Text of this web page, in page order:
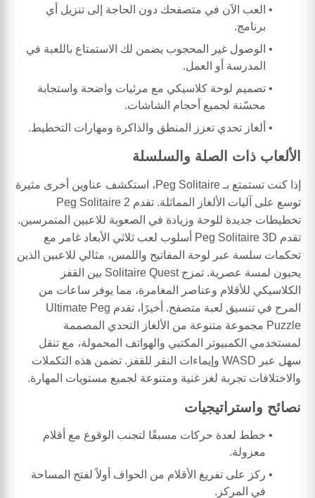
العب الآن في متصفحك دون الحاجة إلى تنزيل أي
برنامج.
الوصول غير المحجوب يضمن لك الاستمتاع باللعبة في
المدرسة أو العمل.
تصميم لوحة كلاسيكي مع مرئيات واضحة واستجابة
محسّنة لجميع أحجام الشاشات.
ألغاز تحدي تعزز المنطق والذاكرة ومهارات التخطيط.
الألعاب ذات الصلة والسلسلة
إذا كنت تستمتع بـ Peg Solitaire، استكشف عناوين أخرى مثيرة
توسع على آليات الألغاز المماثلة. تقدم Peg Solitaire 2
تخطيطات جديدة للوحة وزيادة في الصعوبة للاعبين المتمرسين.
تقدم Peg Solitaire 3D أسلوب لعب ثلاثي الأبعاد غامر مع
تحكمات سلسة عبر لوحة المفاتيح واللمس، مثالي للاعبين الذين
يحبون لمسة عصرية. تمزج Solitaire Quest بين القفز
الكلاسيكي للأقلام وعناصر المغامرة، مما يوفر ساعات من
المرح في تنسيق لعبة متصفح. أخيرًا، تقدم Ultimate Peg
Puzzle مجموعة متنوعة من الألغاز التحدي المصممة
لمستخدمي الكمبيوتر المكتبي والهواتف المحمولة، مع تنقل
سهل عبر WASD وإيماءات النقر للقفز. تضمن هذه التكملات
والاختلافات تجربة لغز غنية ومتنوعة لجميع مستويات المهارة.
نصائح واستراتيجيات
خطط لعدة حركات مسبقًا لتجنب الوقوع مع أقلام
معزولة.
ركز على تفريغ الأقلام من الحواف أولاً لفتح المساحة
في المركز.